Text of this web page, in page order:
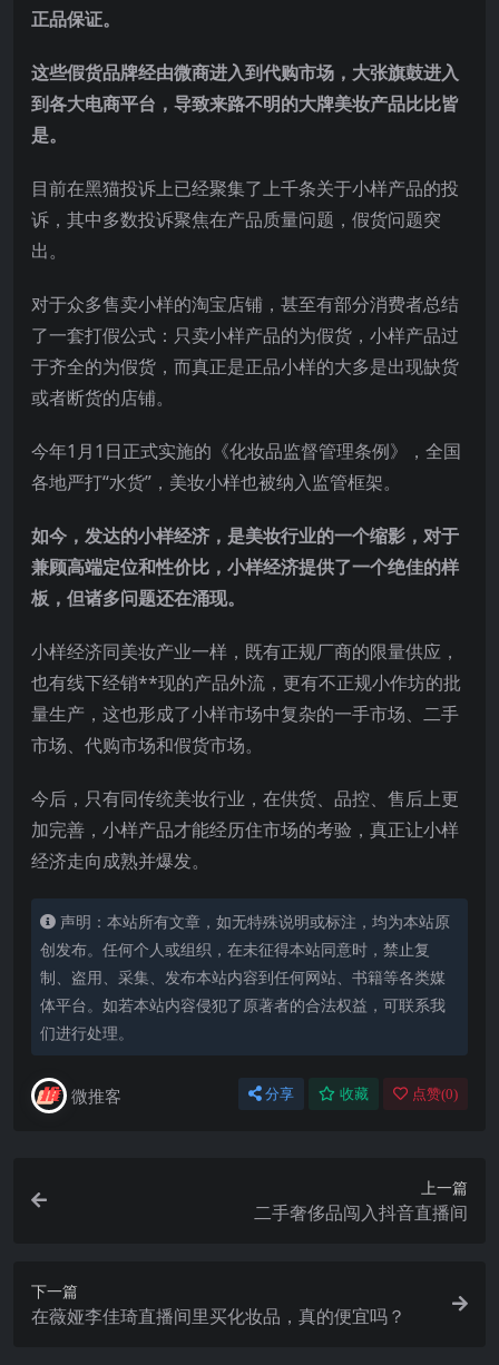
正品保证。
这些假货品牌经由微商进入到代购市场，大张旗鼓进入
到各大电商平台，导致来路不明的大牌美妆产品比比皆
是。
目前在黑猫投诉上已经聚集了上千条关于小样产品的投
诉，其中多数投诉聚焦在产品质量问题，假货问题突
出。
对于众多售卖小样的淘宝店铺，甚至有部分消费者总结
了一套打假公式：只卖小样产品的为假货，小样产品过
于齐全的为假货，而真正是正品小样的大多是出现缺货
或者断货的店铺。
今年1月1日正式实施的《化妆品监督管理条例》，全国
各地严打“水货”，美妆小样也被纳入监管框架。
如今，发达的小样经济，是美妆行业的一个缩影，对于
兼顾高端定位和性价比，小样经济提供了一个绝佳的样
板，但诸多问题还在涌现。
小样经济同美妆产业一样，既有正规厂商的限量供应，
也有线下经销**现的产品外流，更有不正规小作坊的批
量生产，这也形成了小样市场中复杂的一手市场、二手
市场、代购市场和假货市场。
今后，只有同传统美妆行业，在供货、品控、售后上更
加完善，小样产品才能经历住市场的考验，真正让小样
经济走向成熟并爆发。
声明：本站所有文章，如无特殊说明或标注，均为本站原
创发布。任何个人或组织，在未征得本站同意时，禁止复
制、盗用、采集、发布本站内容到任何网站、书籍等各类媒
体平台。如若本站内容侵犯了原著者的合法权益，可联系我
们进行处理。
微推客 分享 收藏 点赞(0)
上一篇
二手奢侈品闯入抖音直播间
下一篇
在薇娅李佳琦直播间里买化妆品，真的便宜吗？